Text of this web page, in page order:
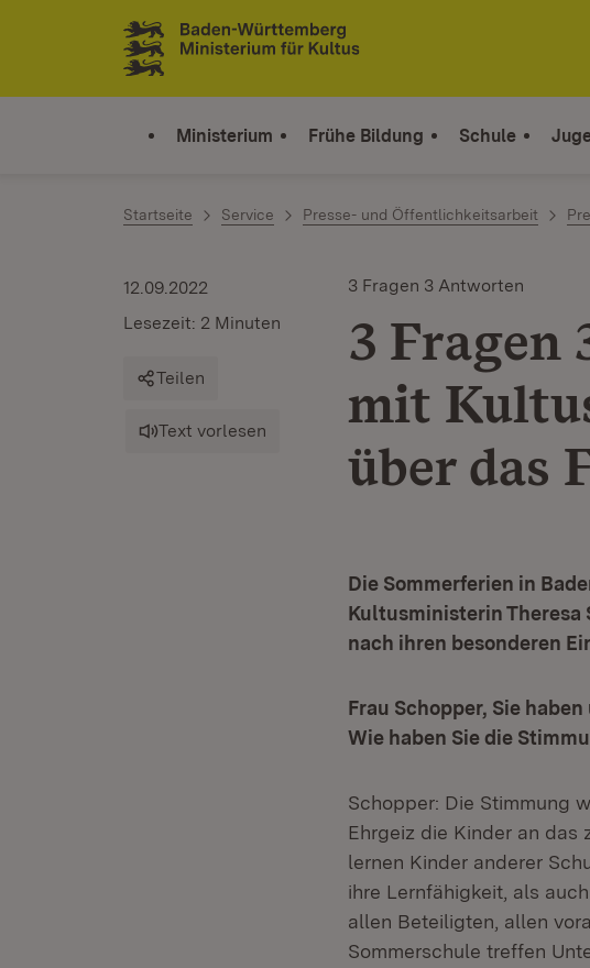
Zum Inhalt springen
Link zur Startseite
Ministerium Frühe Bildung Schule
Startseite Service Presse- und Öffentlichkeitsarbeit
3 Fragen 3 Antworten
3 Fragen
mit
über das
12.09.2022
Lesezeit: 2 Minuten
Teilen
Text vorlesen
Die Sommerferien in
Kultusministerin Theresa
nach ihren besonderen
Frau Schopper, Sie
Wie haben Sie die
Schopper: Die Stimmung
Ehrgeiz die Kinder an das
lernen Kinder anderer
ihre Lernfähigkeit, als
allen Beteiligten, allen
Sommerschule treffen